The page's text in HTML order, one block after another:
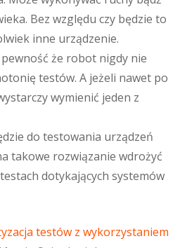
Bez względu czy będzie to
inne urządzenie.
że robot nigdy nie
testów. A jeżeli nawet po
wymienić jeden z
do testowania urządzeń
takowe rozwiązanie wdrożyć
dotykających systemów
testów z wykorzystaniem